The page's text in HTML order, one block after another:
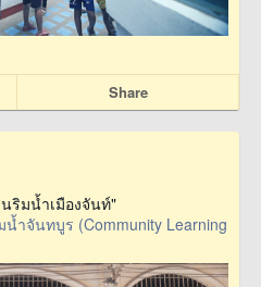
Share
ริมน้ำเมืองจันท์"
ำจันทบูร (Community Learning